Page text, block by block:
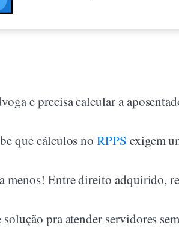
e precisa calcular a
que cálculos noRPPS exigem
menos! Entre direito adquirido,
solução pra atender servidores